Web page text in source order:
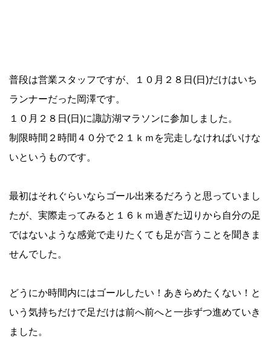
普段は営業スタッフですが、１０月２８日(日)だけはいち
ランナーだった岡澤です。
１０月２８日(日)に諏訪湖マラソンに参加しました。
制限時間２時間４０分で２１ｋｍを完走しなければいけな
いというものです。
最初はそれぐらいならゴール出来るだろうと思っていまし
たが、実際走ってみると１６ｋｍ過ぎた辺りから自分の足
ではないような感覚で走りたくても足が言うことを聞きま
せんでした。
どうにか時間内にはゴールしたい！あきらめたくない！と
いう気持ちだけで足だけは前へ前へと一歩ずつ進めていき
ました。